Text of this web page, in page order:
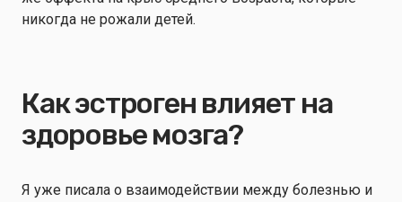
никогда не рожали детей.
Как эстроген влияет на
здоровье мозга?
Я уже писала о взаимодействии между болезнью и